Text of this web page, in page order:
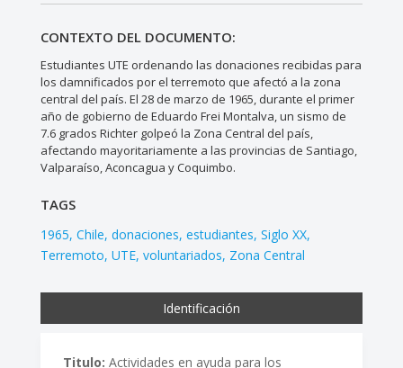
CONTEXTO DEL DOCUMENTO:
Estudiantes UTE ordenando las donaciones recibidas para
los damnificados por el terremoto que afectó a la zona
central del país. El 28 de marzo de 1965, durante el primer
año de gobierno de Eduardo Frei Montalva, un sismo de
7.6 grados Richter golpeó la Zona Central del país,
afectando mayoritariamente a las provincias de Santiago,
Valparaíso, Aconcagua y Coquimbo.
TAGS
1965 Chile donaciones estudiantes Siglo XX
Terremoto UTE voluntariados Zona Central
Identificación
Titulo: Actividades en ayuda para los